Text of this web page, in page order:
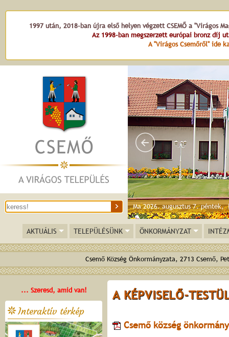
1997 után, 2018-ban újra első helyen végzett CSEMŐ a "Virágos
Az 1998-ban megszerzett európai bronz díj
A "Virágos Csemőről" ide
Ma 2026. augusztus 7. péntek,
AKTUÁLIS TELEPÜLÉSÜNK ÖNKORMÁNYZAT
Csemő Község Önkormányzata, 2713
... Szeresd, amid van!
Interaktív térkép
A KÉPVISELŐ-
Csemő község